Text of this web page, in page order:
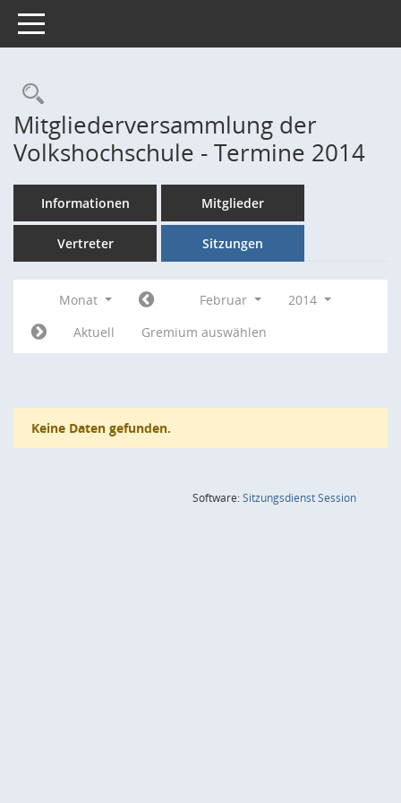
Toggle navigation
Rechercheauswahl
Mitgliederversammlung der
Volkshochschule - Termine 2014
Informationen Mitglieder
Vertreter Sitzungen
Monat Februar
2014
Aktuell
Gremium auswählen
Keine Daten gefunden.
Software:SitzungsdienstSession(Wird in